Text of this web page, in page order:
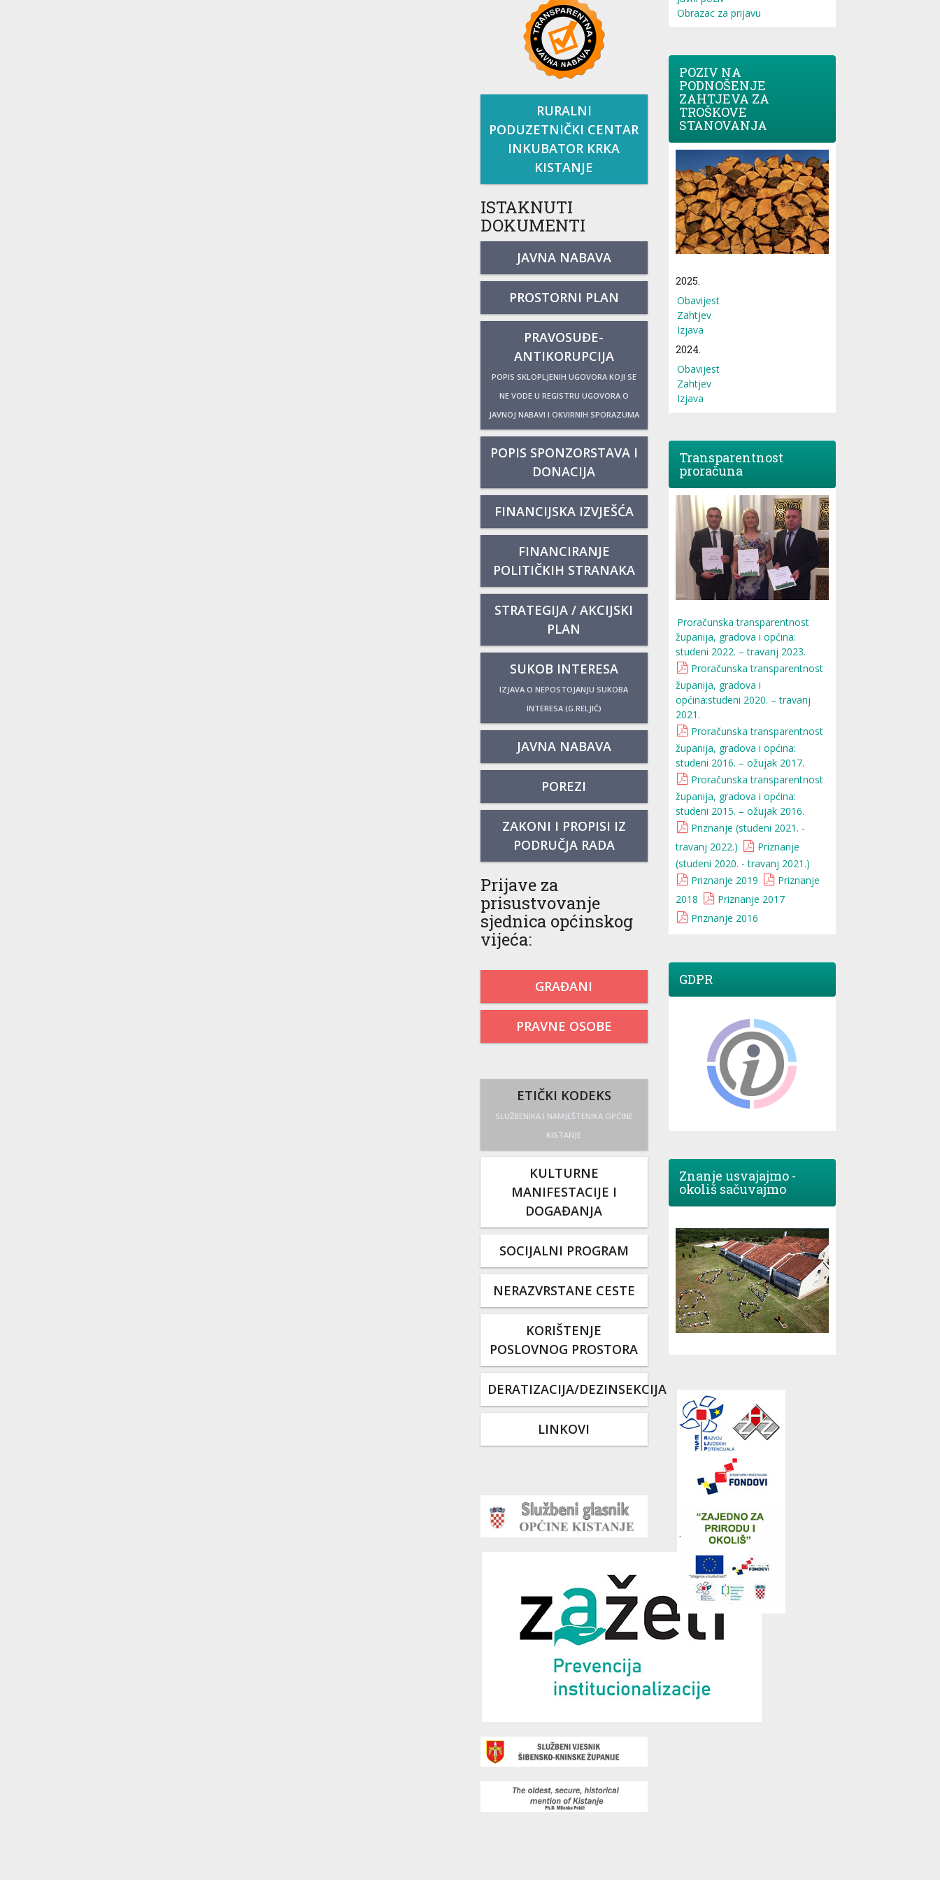
RURALNI
PODUZETNIČKI CENTAR
INKUBATOR KRKA
KISTANJE
ISTAKNUTI
DOKUMENTI
JAVNA NABAVA
PROSTORNI PLAN
PRAVOSUĐE-
ANTIKORUPCIJA
POPIS SKLOPLJENIH UGOVORA KOJI SE
NE VODE U REGISTRU UGOVORA O
JAVNOJ NABAVI I OKVIRNIH SPORAZUMA
POPIS SPONZORSTAVA I
DONACIJA
FINANCIJSKA IZVJEŠĆA
FINANCIRANJE
POLITIČKIH STRANAKA
STRATEGIJA / AKCIJSKI
PLAN
SUKOB INTERESA
IZJAVA O NEPOSTOJANJU SUKOBA
INTERESA (G.RELJIĆ)
JAVNA NABAVA
POREZI
ZAKONI I PROPISI IZ
PODRUČJA RADA
Prijave za
prisustvovanje
sjednica općinskog
vijeća:
GRAĐANI
PRAVNE OSOBE
ETIČKI KODEKS
SLUŽBENIKA I NAMJEŠTENIKA OPĆINE
KISTANJE
KULTURNE
MANIFESTACIJE I
DOGAĐANJA
SOCIJALNI PROGRAM
NERAZVRSTANE CESTE
KORIŠTENJE
POSLOVNOG PROSTORA
DERATIZACIJA/DEZINSEKCIJA
LINKOVI
Obrazac za prijavu
POZIV NA
PODNOŠENJE
ZAHTJEVA ZA
TROŠKOVE
STANOVANJA
2025.
Obavijest
Zahtjev
Izjava
2024.
Obavijest
Zahtjev
Izjava
Transparentnost
proračuna
Proračunska transparentnost
županija, gradova i općina:
studeni 2022. – travanj 2023.
Proračunska transparentnost
županija, gradova i
općina:studeni 2020. – travanj
2021.
Proračunska transparentnost
županija, gradova i općina:
studeni 2016. – ožujak 2017.
Proračunska transparentnost
županija, gradova i općina:
studeni 2015. – ožujak 2016.
Priznanje (studeni 2021. -
travanj 2022.)
Priznanje
(studeni 2020. - travanj 2021.)
Priznanje 2019
Priznanje
2018
Priznanje 2017
Priznanje 2016
GDPR
Znanje usvajajmo -
okoliš sačuvajmo